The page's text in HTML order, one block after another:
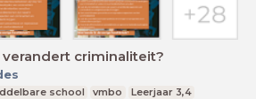
criminaliteit?
school vmbo Leerjaar 3,4